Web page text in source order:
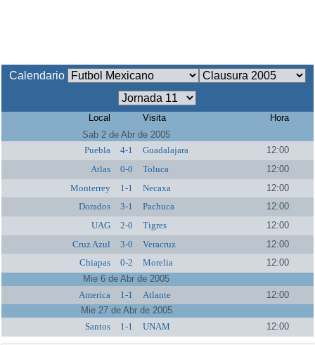
Calendario
Local Visita
Hora
Sab 2 de Abr de 2005
Puebla
4-1 Guadalajara
12:00
Atlas
0-0 Toluca
12:00
Monterrey
1-1 Necaxa
12:00
Dorados
3-1 Pachuca
12:00
UAG
2-0 Tigres
12:00
Cruz Azul
3-0 Veracruz
12:00
Chiapas
0-2 Morelia
12:00
Mie 6 de Abr de 2005
America
1-1 Atlante
12:00
Mie 27 de Abr de 2005
Santos
1-1 UNAM 12:00